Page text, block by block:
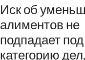
Иск об
алиментов не
подпадает под
категорию